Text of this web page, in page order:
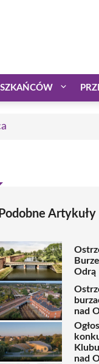
Podobne Artykuły
Odrą
nad
nad